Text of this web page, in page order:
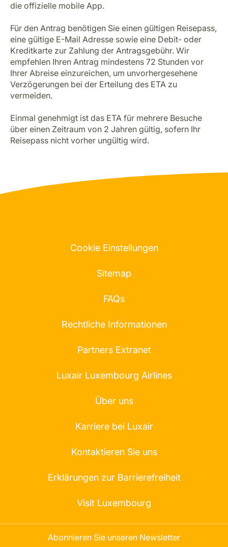
die offizielle mobile App.
Für den Antrag benötigen Sie einen gültigen Reisepass,
eine gültige E-Mail Adresse sowie eine Debit- oder
Kreditkarte zur Zahlung der Antragsgebühr. Wir
empfehlen Ihren Antrag mindestens 72 Stunden vor
Ihrer Abreise einzureichen, um unvorhergesehene
Verzögerungen bei der Erteilung des ETA zu
vermeiden.
Einmal genehmigt ist das ETA für mehrere Besuche
über einen Zeitraum von 2 Jahren gültig, sofern Ihr
Reisepass nicht vorher ungültig wird.
Cookie Einstellungen
Sitemap
FAQs
Rechtliche Informationen
Partners Extranet
Luxair Luxembourg Airlines
Über uns
Karriere bei Luxair
Kontaktieren Sie uns
Erklärungen zur Barrierefreiheit
Visit Luxembourg
Abonnieren Sie unseren Newsletter